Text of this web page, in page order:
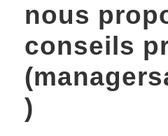
nous
conseils
)